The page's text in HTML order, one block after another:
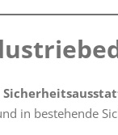
in bestehende